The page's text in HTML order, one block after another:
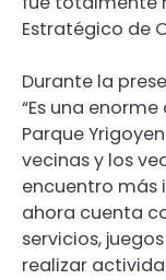
Estratégico de
Durante la
“Es una
Parque
vecinas y los
encuentro más
ahora cuenta
servicios,
realizar